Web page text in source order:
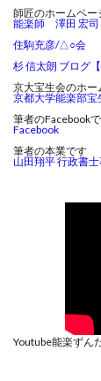
師匠のホームペー
能楽師 澤田 宏司
住駒充彦/△○会
杉 信太朗 ブログ
京大宝生会のホー
京都大学能楽部宝
筆者のFacebook
Facebook
筆者の本業です
山田翔平 行政書
Youtube能楽ずん